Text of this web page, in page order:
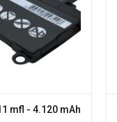
mfl - 4.120 mAh